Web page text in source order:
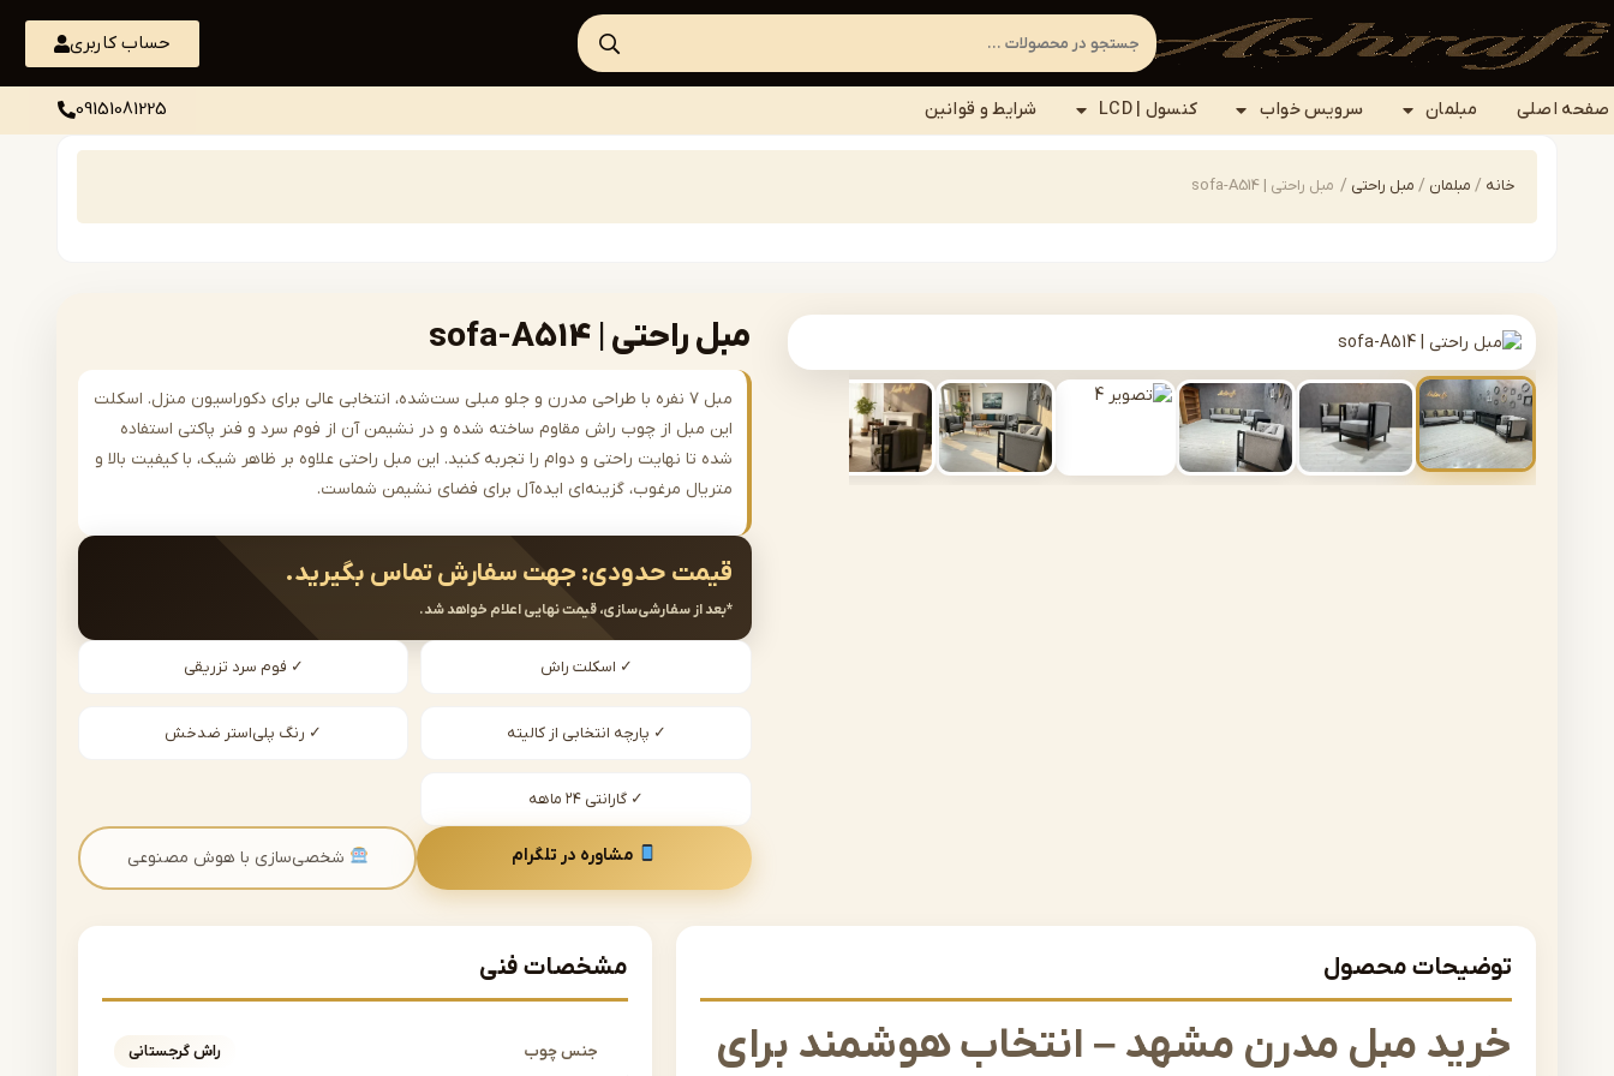
حساب کاربری
صفحه اصلی مبلمان سرویس خواب کنسول | LCD شرایط و قوانین 09151081225
خانه / مبلمان / مبل راحتی / مبل راحتی | sofa-A514
مبل راحتی | sofa-A514
مبل ۷ نفره با طراحی مدرن و جلو مبلی ست‌شده، انتخابی عالی برای دکوراسیون منزل. اسکلت
این مبل از چوب راش مقاوم ساخته شده و در نشیمن آن از فوم سرد و فنر پاکتی استفاده
شده تا نهایت راحتی و دوام را تجربه کنید. این مبل راحتی علاوه بر ظاهر شیک، با کیفیت بالا و
متریال مرغوب، گزینه‌ای ایده‌آل برای فضای نشیمن شماست.
قیمت حدودی: جهت سفارش تماس بگیرید.
*بعد از سفارشی‌سازی، قیمت نهایی اعلام خواهد شد.
✓ اسکلت راش ✓ فوم سرد تزریقی
✓ پارچه انتخابی از کالیته ✓ رنگ پلی‌استر ضدخش
✓ گارانتی ۲۴ ماهه
مشاوره در تلگرام شخصی‌سازی با هوش مصنوعی
توضیحات محصول
خرید مبل مدرن مشهد – انتخاب هوشمند برای
مشخصات فنی
جنس چوب راش گرجستانی